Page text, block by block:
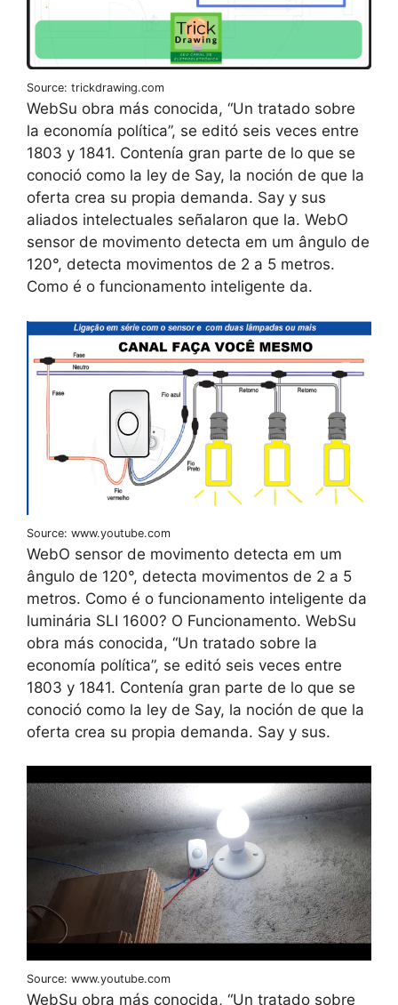
Source: trickdrawing.com
WebSu obra más conocida, “Un tratado sobre
la economía política”, se editó seis veces entre
1803 y 1841. Contenía gran parte de lo que se
conoció como la ley de Say, la noción de que la
oferta crea su propia demanda. Say y sus
aliados intelectuales señalaron que la. WebO
sensor de movimento detecta em um ângulo de
120°, detecta movimentos de 2 a 5 metros.
Como é o funcionamento inteligente da.
Source: www.youtube.com
WebO sensor de movimento detecta em um
ângulo de 120°, detecta movimentos de 2 a 5
metros. Como é o funcionamento inteligente da
luminária SLI 1600? O Funcionamento. WebSu
obra más conocida, “Un tratado sobre la
economía política”, se editó seis veces entre
1803 y 1841. Contenía gran parte de lo que se
conoció como la ley de Say, la noción de que la
oferta crea su propia demanda. Say y sus.
Source: www.youtube.com
WebSu obra más conocida, “Un tratado sobre